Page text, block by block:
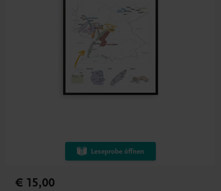
Leseprobe öffnen
€ 15,00